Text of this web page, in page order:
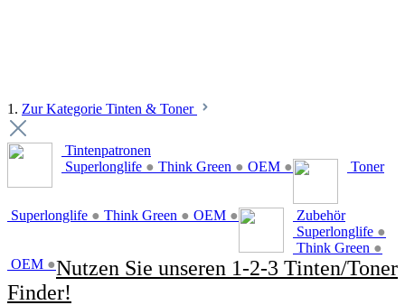
1. Zur Kategorie Tinten & Toner
Tintenpatronen
Superlonglife ● Think Green ● OEM ● Toner
Superlonglife ● Think Green ● OEM ●
Zubehör
Superlonglife ●
Think Green ●
OEM ●Nutzen Sie unseren 1-2-3 Tinten/Toner
Finder!